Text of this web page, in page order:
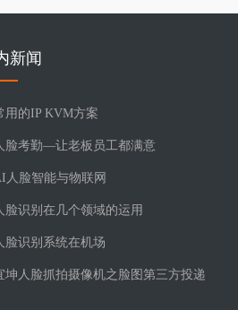
新闻
用的IP KVM方案
脸考勤—让老板员工都满意
人脸智能与物联网
脸识别在几个领域的运用
脸识别系统在机场
坤人脸抓拍摄像机之脸图第三方投递